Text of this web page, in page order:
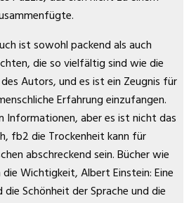
ist sowohl packend als auch
die so vielfältig sind wie die
Autors, und es ist ein Zeugnis für
Erfahrung einzufangen.
Informationen, aber es ist nicht das
fb2 die Trockenheit kann für
abschreckend sein. Bücher wie
Wichtigkeit, Albert Einstein: Eine
Schönheit der Sprache und die